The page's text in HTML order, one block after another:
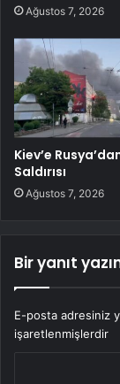
Ağustos 7, 2026
Kiev’e
Saldırısı
Ağustos 7, 2026
Bir yanıt
E-posta adresiniz
işaretlenmişlerdir